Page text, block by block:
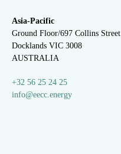
Asia-Pacific
Ground Floor/697 Collins Street
Docklands VIC 3008
AUSTRALIA
+32 56 25 24 25
info@eecc.energy